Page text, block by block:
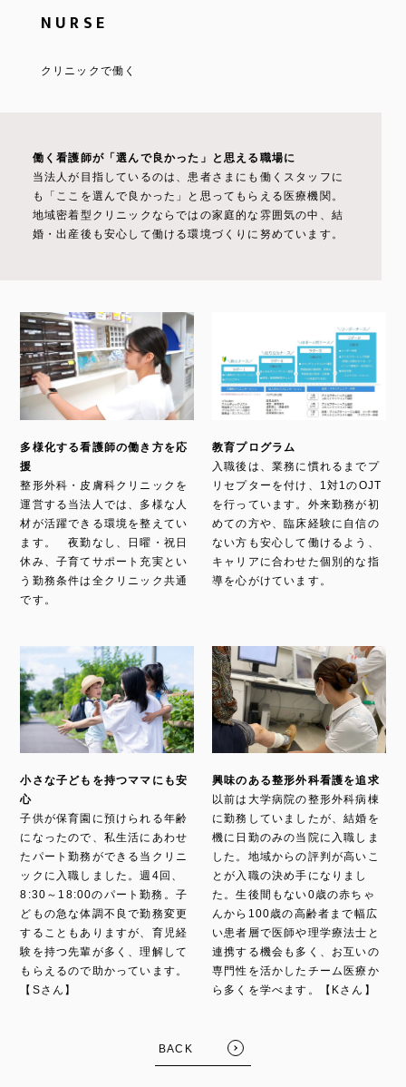
NURSE
クリニックで働く
働く看護師が「選んで良かった」と思える職場に
当法人が目指しているのは、患者さまにも働くスタッフに
も「ここを選んで良かった」と思ってもらえる医療機関。
地域密着型クリニックならではの家庭的な雰囲気の中、結
婚・出産後も安心して働ける環境づくりに努めています。
多様化する看護師の働き方を応
援
整形外科・皮膚科クリニックを
運営する当法人では、多様な人
材が活躍できる環境を整えてい
ます。 夜勤なし、日曜・祝日
休み、子育てサポート充実とい
う勤務条件は全クリニック共通
です。
教育プログラム
入職後は、業務に慣れるまでプ
リセプターを付け、1対1のOJT
を行っています。外来勤務が初
めての方や、臨床経験に自信の
ない方も安心して働けるよう、
キャリアに合わせた個別的な指
導を心がけています。
小さな子どもを持つママにも安
心
子供が保育園に預けられる年齢
になったので、私生活にあわせ
たパート勤務ができる当クリニ
ックに入職しました。週4回、
8:30～18:00のパート勤務。子
どもの急な体調不良で勤務変更
することもありますが、育児経
験を持つ先輩が多く、理解して
もらえるので助かっています。
【Sさん】
興味のある整形外科看護を追求
以前は大学病院の整形外科病棟
に勤務していましたが、結婚を
機に日勤のみの当院に入職しま
した。地域からの評判が高いこ
とが入職の決め手になりまし
た。生後間もない0歳の赤ちゃ
んから100歳の高齢者まで幅広
い患者層で医師や理学療法士と
連携する機会も多く、お互いの
専門性を活かしたチーム医療か
ら多くを学べます。【Kさん】
BACK